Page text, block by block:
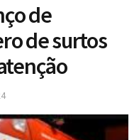
de
de surtos